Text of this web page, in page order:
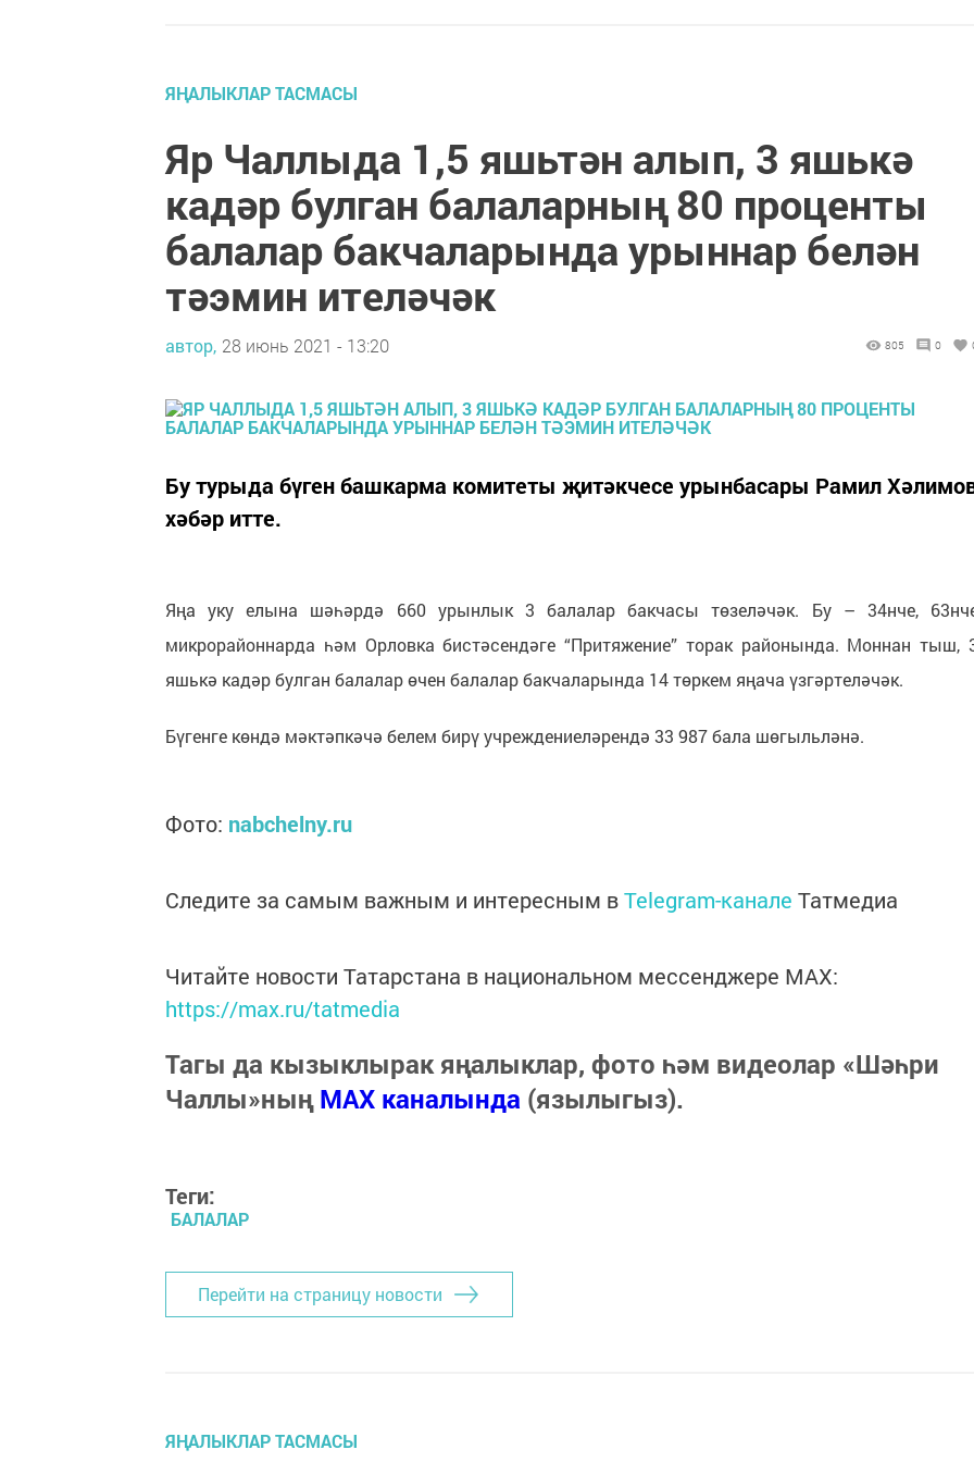
ЯҢАЛЫКЛАР ТАСМАСЫ
Яр Чаллыда 1,5 яшьтән алып, 3 яшькә
кадәр булган балаларның 80 проценты
балалар бакчаларында урыннар белән
тәэмин ителәчәк
автор, 28 июнь 2021 - 13:20 805 0
Бу турыда бүген башкарма комитеты җитәкчесе урынбасары Рамил
хәбәр итте.
Яңа уку елына шәһәрдә 660 урынлык 3 балалар бакчасы төзеләчәк. Бу – 34нче,
микрорайоннарда һәм Орловка бистәсендәге “Притяжение” торак районында. Моннан тыш,
яшькә кадәр булган балалар өчен балалар бакчаларында 14 төркем яңача үзгәртеләчәк.
Бүгенге көндә мәктәпкәчә белем бирү учреждениеләрендә 33 987 бала шөгыльләнә.
Фото: nabchelny.ru
Следите за самым важным и интересным вTelegram-канале Татмедиа
Читайте новости Татарстана в национальном мессенджере MАХ:
https://max.ru/tatmedia
Тагы да кызыклырак яңалыклар, фото һәм видеолар «Шәһри
Чаллы»ныңMAX каналында (язылыгыз).
Теги:
БАЛАЛАР
Перейти на страницу новости
ЯҢАЛЫКЛАР ТАСМАСЫ